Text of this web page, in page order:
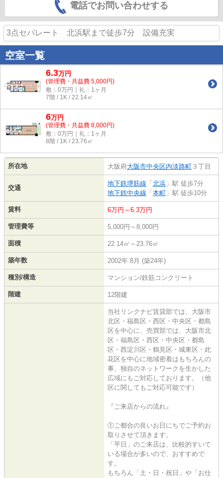
電話でお問い合わせする
3点セパレート 北浜駅まで徒歩7分 設備充実
空室一覧
6.3万円
(管理費・共益費 5,000円)
敷：0万円｜礼：1ヶ月
7階 / 1K / 22.14㎡
6万円
(管理費・共益費 8,000円)
敷：0万円｜礼：1ヶ月
8階 / 1K / 23.76㎡
所在地 大阪府大阪市中央区内淡路町 ３丁目
交通
地下鉄堺筋線 「 北浜 」駅 徒歩7分
地下鉄中央線 「 本町 」駅 徒歩10分
賃料 6万円～6.3万円
管理費等 5,000円～8,000円
面積 22.14㎡～23.76㎡
築年数 2002年 8月 (築24年)
種別/構造 マンション/鉄筋コンクリート
階建 12階建
当社リンクナビ賃貸部では、大阪市
北区・福島区・西区・中央区・都島
区を中心に、売買部では、大阪市北
区・福島区・西区・中央区・都島
区・西淀川区・鶴見区・城東区・此
花区を中心に地域密着はもちろんの
事、独自のネットワークを生かした
広域にもご対応しております。（他
区に関してもご対応可能です）
『ご来店からの流れ』
①ご都合の良いお日にちでご予約お
取りさせて頂きます。
「平日」のご来店は、比較的すいて
いる場合が多いので、おすすめで
す。
もちろん「土・日・祝日」や「お仕